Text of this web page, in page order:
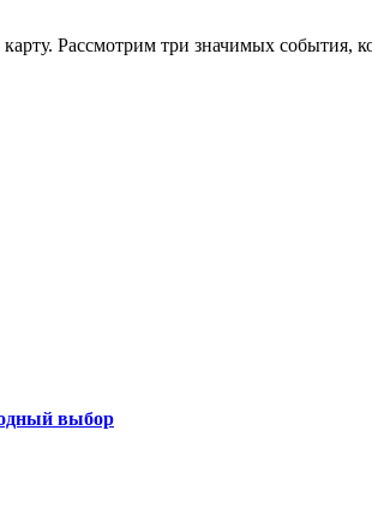
Рассмотрим три значимых события,
выбор